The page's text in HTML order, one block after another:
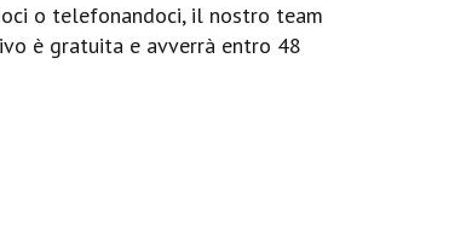
o telefonandoci, il nostro team
è gratuita e avverrà entro 48